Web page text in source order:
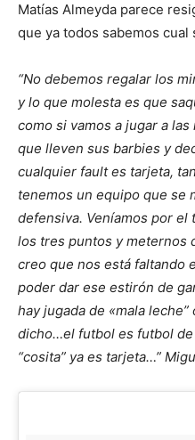
Matías Almeyda parece
que ya todos sabemos cual
“No debemos regalar los
y lo que molesta es que
como si vamos a jugar a
que lleven sus barbies y
cualquier fault es tarjeta,
tenemos un equipo que se
defensiva. Veníamos por
los tres puntos y meternos
creo que nos está faltando
poder dar ese estirón de
hay jugada de «mala
dicho…el futbol es futbol
“cosita” ya es tarjeta…”